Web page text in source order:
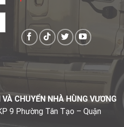
CHUYỂN NHÀ HÙNG VƯƠNG
9 Phường Tân Tạo – Quận